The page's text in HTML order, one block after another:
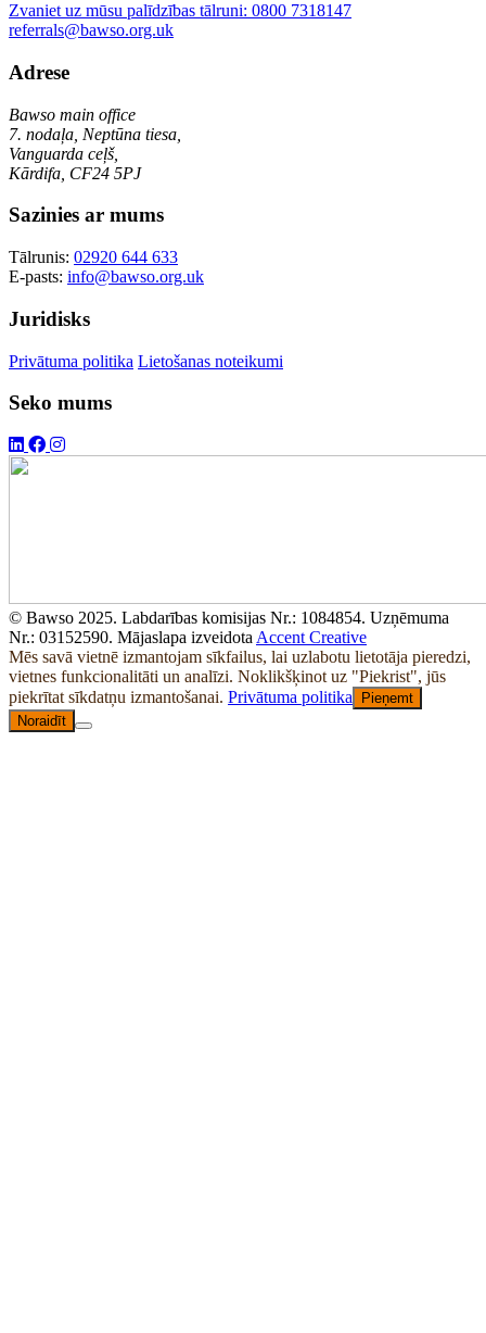
Zvaniet uz mūsu palīdzības tālruni: 0800 7318147
referrals@bawso.org.uk
Adrese
Bawso main office
7. nodaļa, Neptūna tiesa,
Vanguarda ceļš,
Kārdifa, CF24 5PJ
Sazinies ar mums
Tālrunis: 02920 644 633
E-pasts: info@bawso.org.uk
Juridisks
Privātuma politika Lietošanas noteikumi
Seko mums
© Bawso 2025. Labdarības komisijas Nr.: 1084854. Uzņēmuma
Nr.: 03152590. Mājaslapa izveidota Accent Creative
Mēs savā vietnē izmantojam sīkfailus, lai uzlabotu lietotāja pieredzi,
vietnes funkcionalitāti un analīzi. Noklikšķinot uz "Piekrist", jūs
piekrītat sīkdatņu izmantošanai. Privātuma politika
Pieņemt
Noraidīt